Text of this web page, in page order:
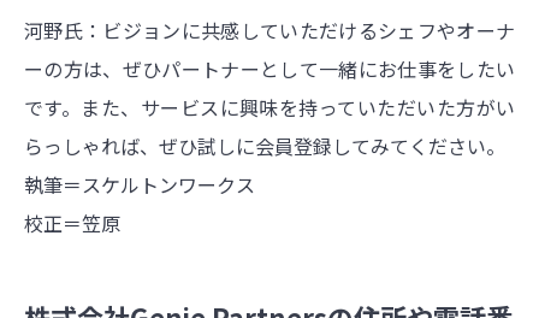
河野氏：ビジョンに共感していただけるシェフやオーナ
ーの方は、ぜひパートナーとして一緒にお仕事をしたい
です。また、サービスに興味を持っていただいた方がい
らっしゃれば、ぜひ試しに会員登録してみてください。
執筆＝スケルトンワークス
校正＝笠原